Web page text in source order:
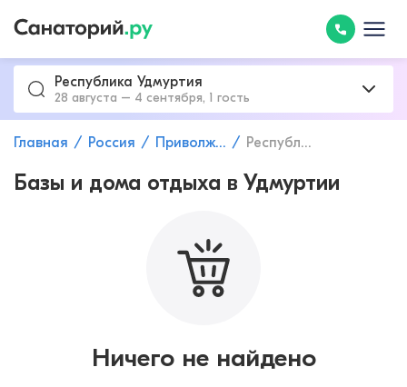
Республика Удмуртия
28 августа – 4 сентября, 1 гость
Главная Россия Приволжский федеральный округ Республика Удмуртия
Базы и дома отдыха в Удмуртии
Ничего не найдено